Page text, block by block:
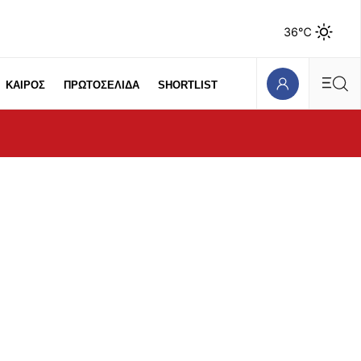
36℃
ΚΑΙΡΟΣ ΠΡΩΤΟΣΕΛΙΔΑ SHORTLIST